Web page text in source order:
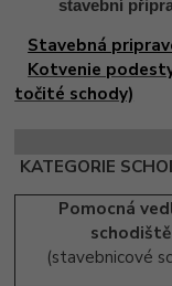
stavební
Stavebná
Kotvenie
točité schody)
KATEGORIE
Pomocná
schodiště
(stavebnicové